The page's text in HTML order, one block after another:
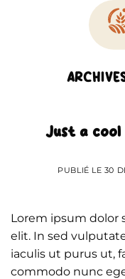
Just a cool
PUBLIÉ LE 30
Lorem ipsum dolor
elit. In sed
iaculis ut purus ut,
commodo nunc